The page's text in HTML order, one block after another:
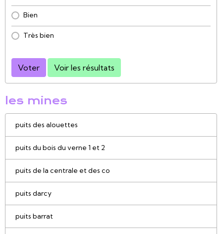
Bien
Très bien
Voter Voir les résultats
les mines
puits des alouettes
puits du bois du verne 1 et 2
puits de la centrale et des co
puits darcy
puits barrat